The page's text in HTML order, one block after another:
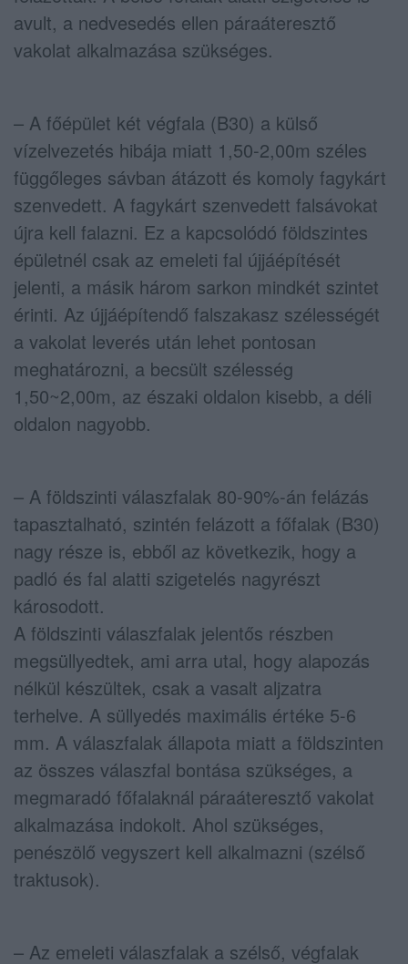
avult, a nedvesedés ellen páraáteresztő
vakolat alkalmazása szükséges.
– A főépület két végfala (B30) a külső
vízelvezetés hibája miatt 1,50-2,00m széles
függőleges sávban átázott és komoly fagykárt
szenvedett. A fagykárt szenvedett falsávokat
újra kell falazni. Ez a kapcsolódó földszintes
épületnél csak az emeleti fal újjáépítését
jelenti, a másik három sarkon mindkét szintet
érinti. Az újjáépítendő falszakasz szélességét
a vakolat leverés után lehet pontosan
meghatározni, a becsült szélesség
1,50~2,00m, az északi oldalon kisebb, a déli
oldalon nagyobb.
– A földszinti válaszfalak 80-90%-án felázás
tapasztalható, szintén felázott a főfalak (B30)
nagy része is, ebből az következik, hogy a
padló és fal alatti szigetelés nagyrészt
károsodott.
A földszinti válaszfalak jelentős részben
megsüllyedtek, ami arra utal, hogy alapozás
nélkül készültek, csak a vasalt aljzatra
terhelve. A süllyedés maximális értéke 5-6
mm. A válaszfalak állapota miatt a földszinten
az összes válaszfal bontása szükséges, a
megmaradó főfalaknál páraáteresztő vakolat
alkalmazása indokolt. Ahol szükséges,
penészölő vegyszert kell alkalmazni (szélső
traktusok).
– Az emeleti válaszfalak a szélső, végfalak